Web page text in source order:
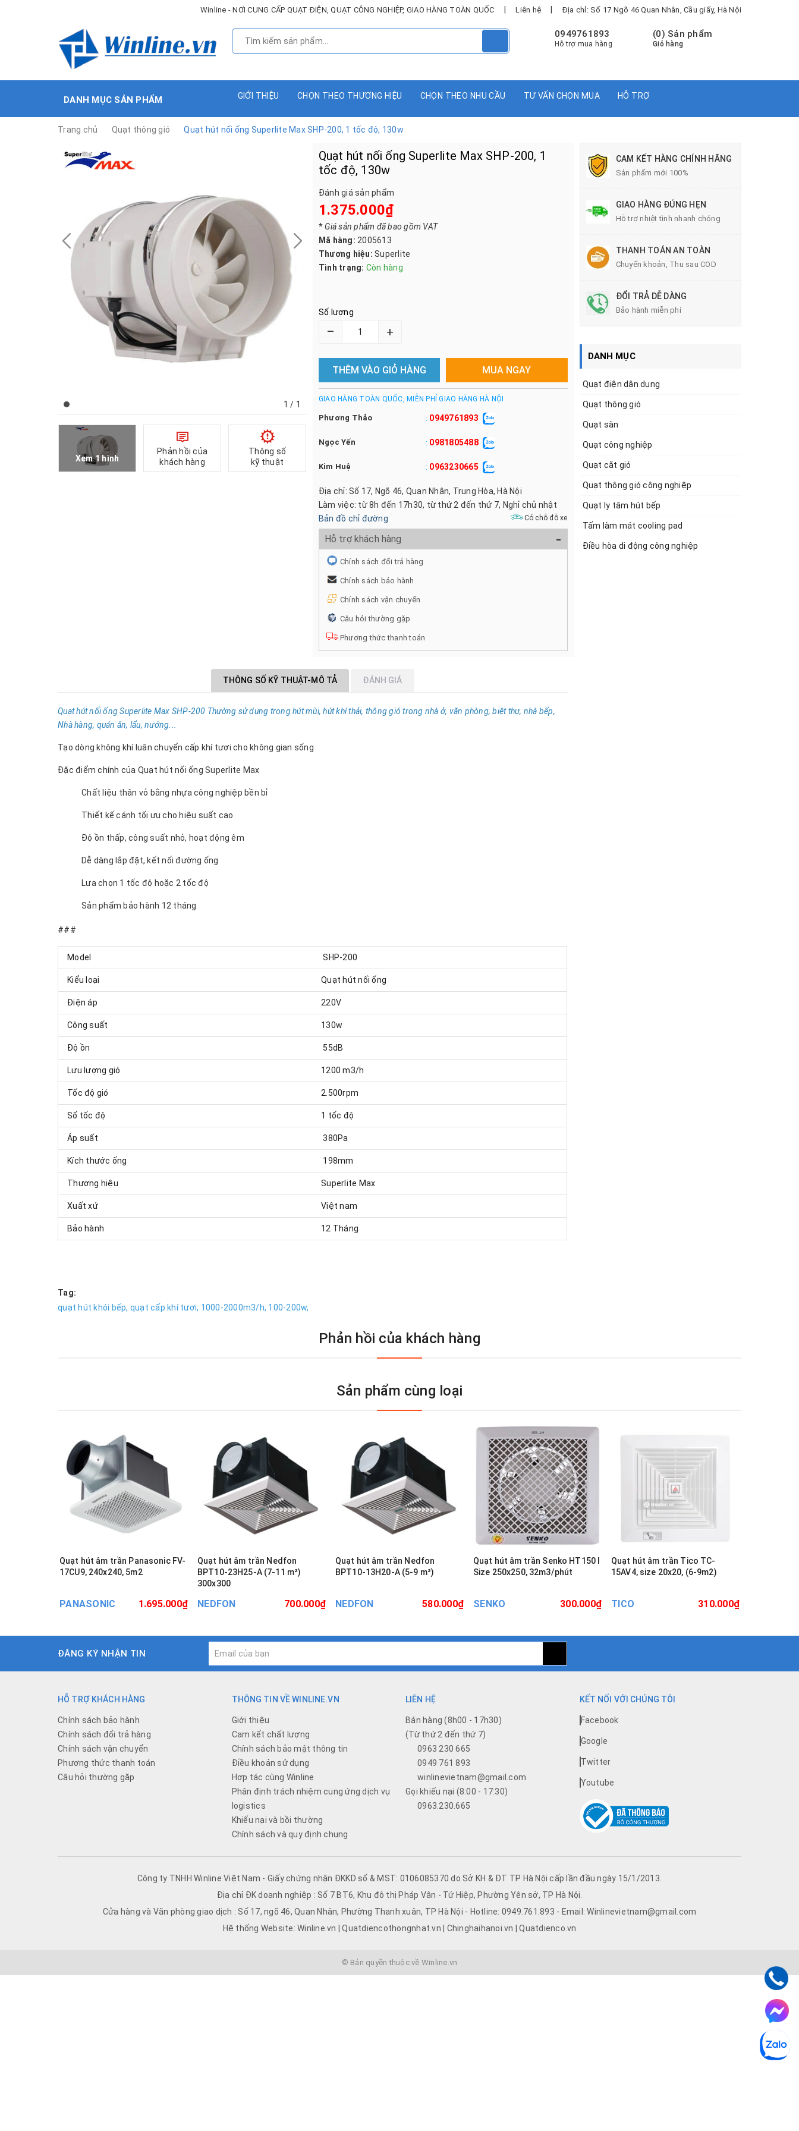
Winline - NƠI CUNG CẤP QUẠT ĐIỆN, QUẠT CÔNG NGHIỆP, GIAO HÀNG TOÀN QUỐC Liên hệ Địa chỉ: Số 17 Ngõ 46 Quan Nhân, Cầu giấy, Hà Nội
(0) Sản phẩm
Giỏ hàng
0949761893
Hỗ trợ mua hàng
DANH MỤC SẢN PHẨM GIỚI THIỆU CHỌN THEO THƯƠNG HIỆU CHỌN THEO NHU CẦU TƯ VẤN CHỌN MUA HỖ TRỢ
Trang chủ Quạt thông gió Quạt hút nối ống Superlite Max SHP-200, 1 tốc độ, 130w
1 / 1
Xem 1 hình
Phản hồi của
khách hàng
Thông số
kỹ thuật
Quạt hút nối ống Superlite Max SHP-200, 1
tốc độ, 130w
Đánh giá sản phẩm
1.375.000₫
*Giá sản phẩm đã bao gồm VAT
Mã hàng: 2005613
Thương hiệu: Superlite
Tình trạng: Còn hàng
Số lượng
– +
THÊM VÀO GIỎ HÀNG MUA NGAY
GIAO HÀNG TOÀN QUỐC, MIỄN PHÍ GIAO HÀNG HÀ NỘI
Phương Thảo : 0949761893
Ngọc Yến : 0981805488
Kim Huệ : 0963230665
Địa chỉ: Số 17, Ngõ 46, Quan Nhân, Trung Hòa, Hà Nội
Làm việc: từ 8h đến 17h30, từ thứ 2 đến thứ 7, Nghỉ chủ nhật
Bản đồ chỉ đường
Có chỗ đỗ xe
Hỗ trợ khách hàng -
Chính sách đổi trả hàng
Chính sách bảo hành
Chính sách vận chuyển
Câu hỏi thường gặp
Phương thức thanh toán
THÔNG SỐ KỸ THUẬT-MÔ TẢ ĐÁNH GIÁ
Quạt hút nối ống Superlite Max SHP-200 Thường sử dụng trong hút mùi, hút khí thải, thông gió trong nhà ở, văn phòng, biệt thự, nhà bếp,
Nhà hàng, quán ăn, lẩu, nướng...
Tạo dòng không khí luân chuyển cấp khí tươi cho không gian sống
Đặc điểm chính của Quạt hút nối ống Superlite Max
Chất liệu thân vỏ bằng nhựa công nghiệp bền bỉ
Thiết kế cánh tối ưu cho hiệu suất cao
Độ ồn thấp, công suất nhỏ, hoạt động êm
Dễ dàng lắp đặt, kết nối đường ống
Lưa chọn 1 tốc độ hoặc 2 tốc độ
Sản phẩm bảo hành 12 tháng
###
Model SHP-200
Kiểu loại Quạt hút nối ống
Điện áp 220V
Công suất 130w
Độ ồn 55dB
Lưu lượng gió 1200 m3/h
Tốc độ gió 2.500rpm
Số tốc độ 1 tốc độ
Áp suất 380Pa
Kích thước ống 198mm
Thương hiệu Superlite Max
Xuất xứ Việt nam
Bảo hành 12 Tháng
CAM KẾT HÀNG CHÍNH HÃNG
Sản phẩm mới 100%
GIAO HÀNG ĐÚNG HẸN
Hỗ trợ nhiệt tình nhanh chóng
THANH TOÁN AN TOÀN
Chuyển khoản, Thu sau COD
ĐỔI TRẢ DỄ DÀNG
Bảo hành miễn phí
DANH MỤC
Quạt điện dân dụng
Quạt thông gió
Quạt sàn
Quạt công nghiệp
Quạt cắt gió
Quạt thông gió công nghiệp
Quạt ly tâm hút bếp
Tấm làm mát cooling pad
Điều hòa di động công nghiệp
Tag:
quạt hút khói bếp, quạt cấp khí tươi, 1000-2000m3/h, 100-200w,
Phản hồi của khách hàng
Sản phẩm cùng loại
Quạt hút âm trần Panasonic FV-
17CU9, 240x240, 5m2
PANASONIC 1.695.000₫
Quạt hút âm trần Nedfon
BPT10-23H25-A (7-11 m²)
300x300
NEDFON 700.000₫
Quạt hút âm trần Nedfon
BPT10-13H20-A (5-9 m²)
NEDFON 580.000₫
Quạt hút âm trần Senko HT150 I
Size 250x250, 32m3/phút
SENKO 300.000₫
Quạt hút âm trần Tico TC-
15AV4, size 20x20, (6-9m2)
TICO 310.000₫
ĐĂNG KÝ NHẬN TIN
HỖ TRỢ KHÁCH HÀNG
Chính sách bảo hành
Chính sách đổi trả hàng
Chính sách vận chuyển
Phương thức thanh toán
Câu hỏi thường gặp
THÔNG TIN VỀ WINLINE.VN
Giới thiệu
Cam kết chất lượng
Chính sách bảo mật thông tin
Điều khoản sử dụng
Hợp tác cùng Winline
Phân định trách nhiệm cung ứng dịch vụ
logistics
Khiếu nại và bồi thường
Chính sách và quy định chung
LIÊN HỆ
Bán hàng (8h00 - 17h30)
(Từ thứ 2 đến thứ 7)
0963 230 665
0949 761 893
winlinevietnam@gmail.com
Gọi khiếu nại (8:00 - 17:30)
0963.230.665
KẾT NỐI VỚI CHÚNG TÔI
Facebook
Google
Twitter
Youtube
Công ty TNHH Winline Việt Nam - Giấy chứng nhận ĐKKD số & MST: 0106085370 do Sở KH & ĐT TP Hà Nội cấp lần đầu ngày 15/1/2013.
Địa chỉ ĐK doanh nghiệp : Số 7 BT6, Khu đô thị Pháp Vân - Tứ Hiệp, Phường Yên sở, TP Hà Nội.
Cửa hàng và Văn phòng giao dịch : Số 17, ngõ 46, Quan Nhân, Phường Thanh xuân, TP Hà Nội - Hotline: 0949.761.893 - Email: Winlinevietnam@gmail.com
Hệ thống Website: Winline.vn | Quatdiencothongnhat.vn | Chinghaihanoi.vn | Quatdienco.vn
© Bản quyền thuộc về Winline.vn